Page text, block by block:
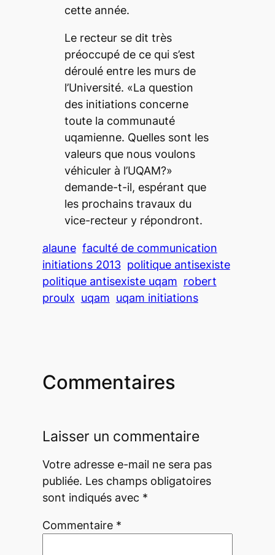
cette année.
Le recteur se dit très
préoccupé de ce qui s’est
déroulé entre les murs de
l’Université. «La question
des initiations concerne
toute la communauté
uqamienne. Quelles sont les
valeurs que nous voulons
véhiculer à l’UQAM?»
demande-t-il, espérant que
les prochains travaux du
vice-recteur y répondront.
alaune faculté de communication
initiations 2013 politique antisexiste
politique antisexiste uqam robert
proulx uqam uqam initiations
Commentaires
Laisser un commentaire
Votre adresse e-mail ne sera pas
publiée. Les champs obligatoires
sont indiqués avec *
Commentaire *